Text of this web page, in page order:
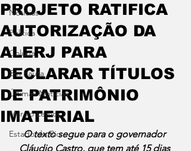
Notícias
Política
Coluna
Em Pauta
Últimas Notícias
Márcio Lemos
Estado do Rio
PROJETO RATIFICA
AUTORIZAÇÃO DA
ALERJ PARA
DECLARAR TÍTULOS
DE PATRIMÔNIO
IMATERIAL
O texto segue para o governador
Cláudio Castro, que tem até 15 dias